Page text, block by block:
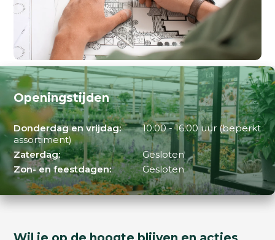
Openingstijden
Donderdag en vrijdag:
10:00 - 16:00 uur (beperkt
assortiment)
Zaterdag:
Gesloten
Zon- en feestdagen:
Gesloten